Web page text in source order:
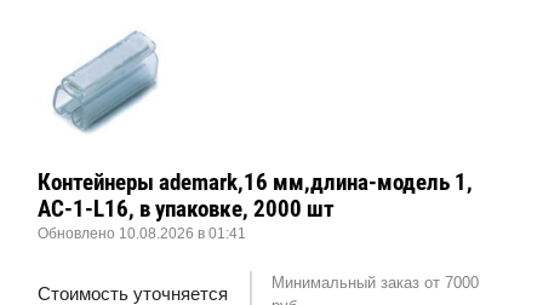
Контейнеры ademark,16 мм,длина-модель 1,
AC-1-L16, в упаковке, 2000 шт
Обновлено 10.08.2026 в 01:41
Стоимость уточняется
Минимальный заказ от 7000